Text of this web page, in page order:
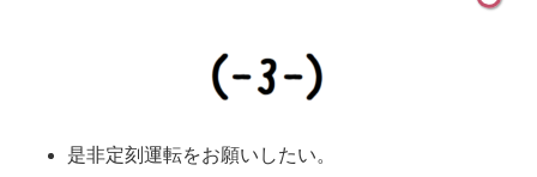
是非定刻運転をお願いしたい。